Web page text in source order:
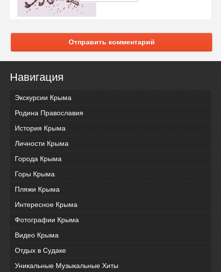
Отправить комментарий
Навигация
Экскурсии Крыма
Родина Православия
История Крыма
Личности Крыма
Города Крыма
Горы Крыма
Пляжи Крыма
Интересное Крыма
Фотографии Крыма
Видео Крыма
Отдых в Судаке
Уникальные Музыкальные Хиты